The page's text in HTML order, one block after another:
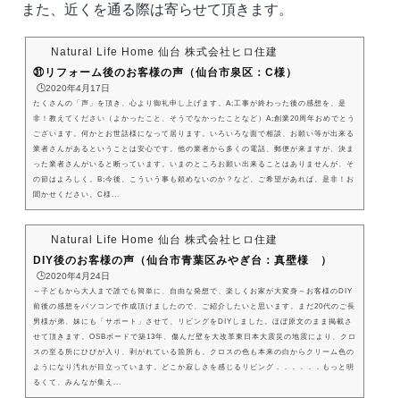
また、近くを通る際は寄らせて頂きます。
Natural Life Home 仙台 株式会社ヒロ住建
㉛リフォーム後のお客様の声（仙台市泉区：C様）
🕒️2020年4月17日
たくさんの「声」を頂き、心より御礼申し上げます。A;工事が終わった後の感想を、是
非！教えてください（よかったこと、そうでなかったことなど）A;創業20周年おめでとう
ございます。何かとお世話様になって居ります。いろいろな面で相談、お願い等が出来る
業者さんがあるということは安心です。他の業者から多くの電話、郵便が来ますが、決ま
った業者さんがいると断っています。いまのところお願い出来ることはありませんが、そ
の節はよろしく。B;今後、こういう事も頼めないのか？など、ご希望があれば、是非！お
聞かせください。C様...
Natural Life Home 仙台 株式会社ヒロ住建
DIY後のお客様の声（仙台市青葉区みやぎ台：真壁様 ）
🕒️2020年4月24日
～子どもから大人まで誰でも簡単に、自由な発想で、楽しくお家が大変身～お客様のDIY
前後の感想をパソコンで作成頂けましたので、ご紹介したいと思います。まだ20代のご長
男様が弟、妹にも「サポート」させて、リビングをDIYしました。ほぼ原文のまま掲載さ
せて頂きます。OSBボードで築13年、傷んだ壁を大改革東日本大震災の地震により、クロ
スの至る所にひびが入り、剥がれている箇所も。クロスの色も本来の白からクリーム色の
ようになり汚れが目立っています。どこか寂しさを感じるリビング．．．．．．もっと明
るくて、みんなが集え...